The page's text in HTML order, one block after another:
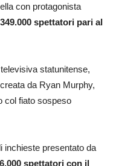
con protagonista
spettatori pari al
statunitense,
da Ryan Murphy,
col fiato sospeso
inchieste presentato da
spettatori con il